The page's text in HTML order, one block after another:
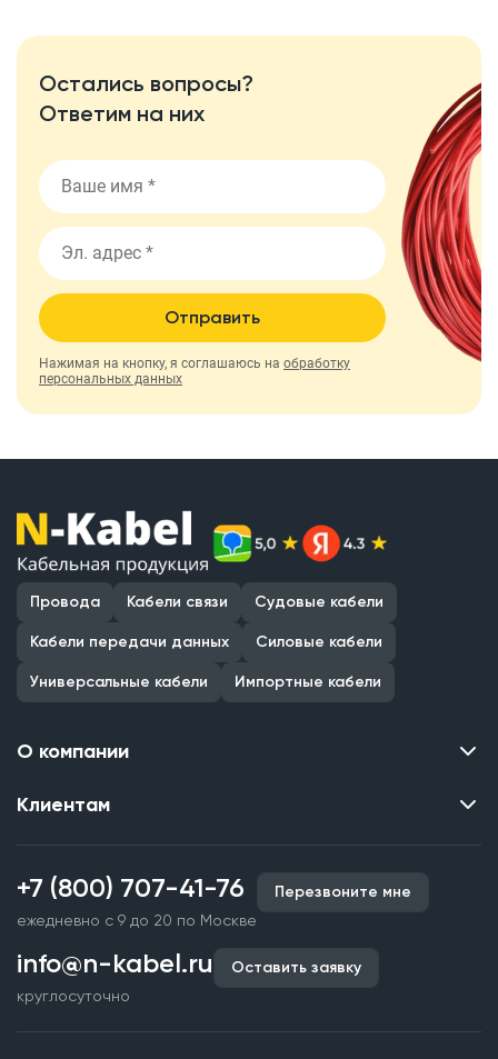
Остались вопросы?
Ответим на них
Отправить
Нажимая на кнопку, я соглашаюсь на обработку
персональных данных
Провода Кабели связи Судовые кабели
Кабели передачи данных Силовые кабели
Универсальные кабели Импортные кабели
О компании
Контакты
Наши объекты
Партнерство
Документы и реквизиты
Клиентам
Производство кабельной продукции
Срочное изготовление
Оплата и доставка
Гарантия качества
+7 (800) 707-41-76
ежедневно с 9 до 20 по Москве
Перезвоните мне
info@n-kabel.ru
круглосуточно
Оставить заявку